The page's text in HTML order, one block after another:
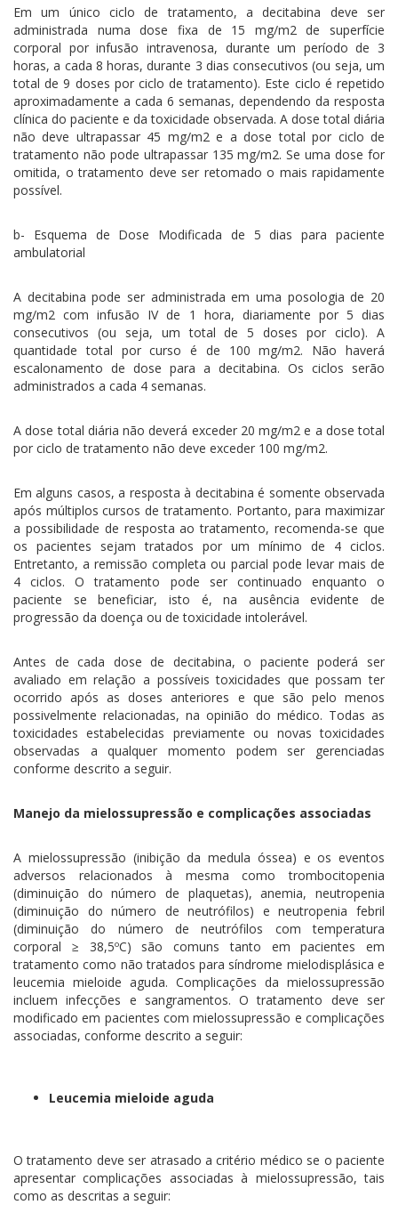
Em um único ciclo de tratamento, a decitabina deve ser
administrada numa dose fixa de 15 mg/m2 de superfície
corporal por infusão intravenosa, durante um período de 3
horas, a cada 8 horas, durante 3 dias consecutivos (ou seja, um
total de 9 doses por ciclo de tratamento). Este ciclo é repetido
aproximadamente a cada 6 semanas, dependendo da resposta
clínica do paciente e da toxicidade observada. A dose total diária
não deve ultrapassar 45 mg/m2 e a dose total por ciclo de
tratamento não pode ultrapassar 135 mg/m2. Se uma dose for
omitida, o tratamento deve ser retomado o mais rapidamente
possível.
b- Esquema de Dose Modificada de 5 dias para paciente
ambulatorial
A decitabina pode ser administrada em uma posologia de 20
mg/m2 com infusão IV de 1 hora, diariamente por 5 dias
consecutivos (ou seja, um total de 5 doses por ciclo). A
quantidade total por curso é de 100 mg/m2. Não haverá
escalonamento de dose para a decitabina. Os ciclos serão
administrados a cada 4 semanas.
A dose total diária não deverá exceder 20 mg/m2 e a dose total
por ciclo de tratamento não deve exceder 100 mg/m2.
Em alguns casos, a resposta à decitabina é somente observada
após múltiplos cursos de tratamento. Portanto, para maximizar
a possibilidade de resposta ao tratamento, recomenda-se que
os pacientes sejam tratados por um mínimo de 4 ciclos.
Entretanto, a remissão completa ou parcial pode levar mais de
4 ciclos. O tratamento pode ser continuado enquanto o
paciente se beneficiar, isto é, na ausência evidente de
progressão da doença ou de toxicidade intolerável.
Antes de cada dose de decitabina, o paciente poderá ser
avaliado em relação a possíveis toxicidades que possam ter
ocorrido após as doses anteriores e que são pelo menos
possivelmente relacionadas, na opinião do médico. Todas as
toxicidades estabelecidas previamente ou novas toxicidades
observadas a qualquer momento podem ser gerenciadas
conforme descrito a seguir.
Manejo da mielossupressão e complicações associadas
A mielossupressão (inibição da medula óssea) e os eventos
adversos relacionados à mesma como trombocitopenia
(diminuição do número de plaquetas), anemia, neutropenia
(diminuição do número de neutrófilos) e neutropenia febril
(diminuição do número de neutrófilos com temperatura
corporal ≥ 38,5ºC) são comuns tanto em pacientes em
tratamento como não tratados para síndrome mielodisplásica e
leucemia mieloide aguda. Complicações da mielossupressão
incluem infecções e sangramentos. O tratamento deve ser
modificado em pacientes com mielossupressão e complicações
associadas, conforme descrito a seguir:
Leucemia mieloide aguda
O tratamento deve ser atrasado a critério médico se o paciente
apresentar complicações associadas à mielossupressão, tais
como as descritas a seguir: